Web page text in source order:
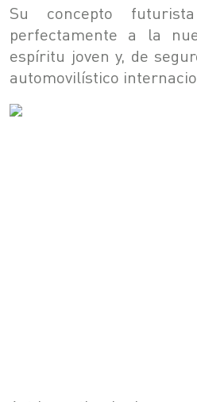
Su concepto
perfectamente a la
espíritu joven y, de
automovilístico